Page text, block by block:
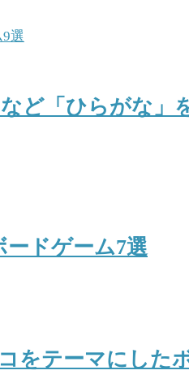
ど「ひらがな」
ドゲーム7選
をテーマにした